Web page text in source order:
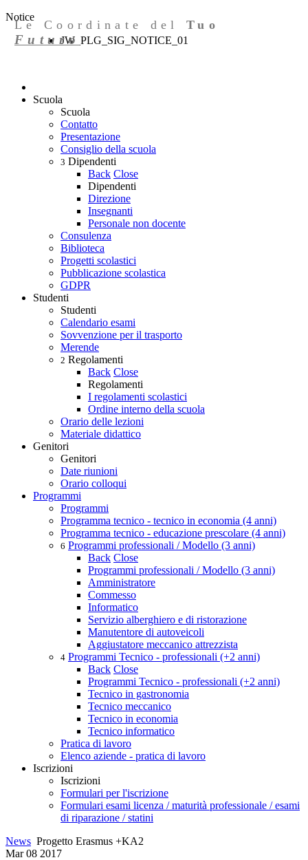
Notice
JW_PLG_SIG_NOTICE_01
Le Coordinate delTuo
Futuro
Scuola
Scuola
Contatto
Presentazione
Consiglio della scuola
3 Dipendenti
Back Close
Dipendenti
Direzione
Insegnanti
Personale non docente
Consulenza
Biblioteca
Progetti scolastici
Pubblicazione scolastica
GDPR
Studenti
Studenti
Calendario esami
Sovvenzione per il trasporto
Merende
2 Regolamenti
Back Close
Regolamenti
I regolamenti scolastici
Ordine interno della scuola
Orario delle lezioni
Materiale didattico
Genitori
Genitori
Date riunioni
Orario colloqui
Programmi
Programmi
Programma tecnico - tecnico in economia (4 anni)
Programma tecnico - educazione prescolare (4 anni)
6 Programmi professionali / Modello (3 anni)
Back Close
Programmi professionali / Modello (3 anni)
Amministratore
Commesso
Informatico
Servizio alberghiero e di ristorazione
Manutentore di autoveicoli
Aggiustatore meccanico attrezzista
4 Programmi Tecnico - professionali (+2 anni)
Back Close
Programmi Tecnico - professionali (+2 anni)
Tecnico in gastronomia
Tecnico meccanico
Tecnico in economia
Tecnico informatico
Pratica di lavoro
Elenco aziende - pratica di lavoro
Iscrizioni
Iscrizioni
Formulari per l'iscrizione
Formulari esami licenza / maturità professionale / esami
di riparazione / statini
News Progetto Erasmus +KA2
Mar 08 2017